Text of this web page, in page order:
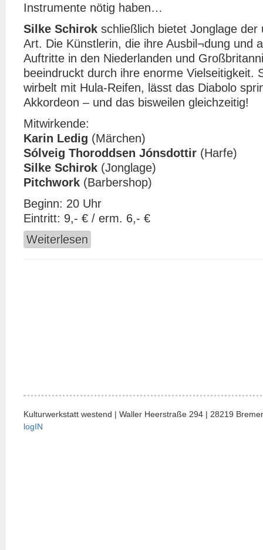
Instrumente nötig haben…
Silke Schirok schließlich bietet Jonglage der
Art. Die Künstlerin, die ihre Ausbil¬dung und
Auftritte in den Niederlanden und
beeindruckt durch ihre enorme Vielseitigkeit.
wirbelt mit Hula-Reifen, lässt das Diabolo
Akkordeon – und das bisweilen gleichzeitig!
Mitwirkende:
Karin Ledig (Märchen)
Sólveig Thoroddsen Jónsdottir (Harfe)
Silke Schirok (Jonglage)
Pitchwork (Barbershop)
Beginn: 20 Uhr
Eintritt: 9,- € / erm. 6,- €
Weiterlesen
Kulturwerkstatt westend | Waller Heerstraße 294 | 28219
logIN